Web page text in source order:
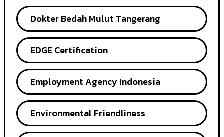
Dokter Bedah Mulut Tangerang
EDGE Certification
Employment Agency Indonesia
Environmental Friendliness